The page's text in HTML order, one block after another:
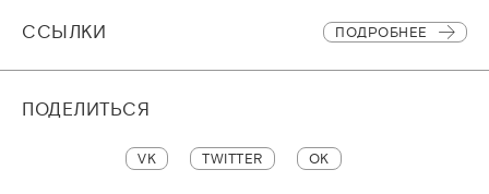
CСЫЛКИ ПОДРОБНЕЕ
ПОДЕЛИТЬСЯ
VK TWITTER OK